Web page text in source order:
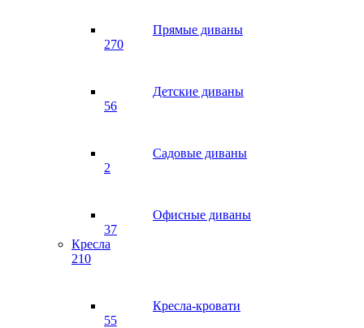
Прямые диваны
270
Детские диваны
56
Садовые диваны
2
Офисные диваны
37
Кресла
210
Кресла-кровати
55